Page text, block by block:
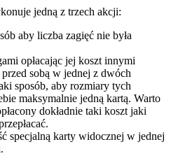
jedną z trzech akcji:
aby liczba zagięć nie była
opłacając jej koszt innymi
sobą w jednej z dwóch
sposób, aby rozmiary tych
maksymalnie jedną kartą. Warto
dokładnie taki koszt jaki
specjalną karty widocznej w jednej